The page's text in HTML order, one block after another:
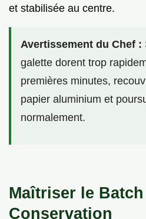
et stabilisée au centre.
Avertissement du Chef :
galette dorent trop
premières minutes,
papier aluminium et
normalement.
Maîtriser le
Conservation